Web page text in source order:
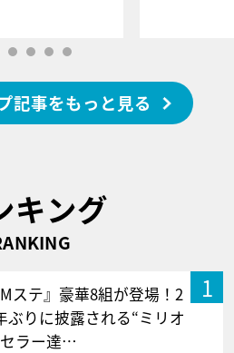
記事をもっと見る
キング
1
Mステ』豪華8組が登場！2
ぶりに披露される“ミリオ
ラー達…